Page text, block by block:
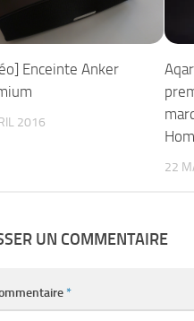
Enceinte Anker
2016
22
UN COMMENTAIRE
*